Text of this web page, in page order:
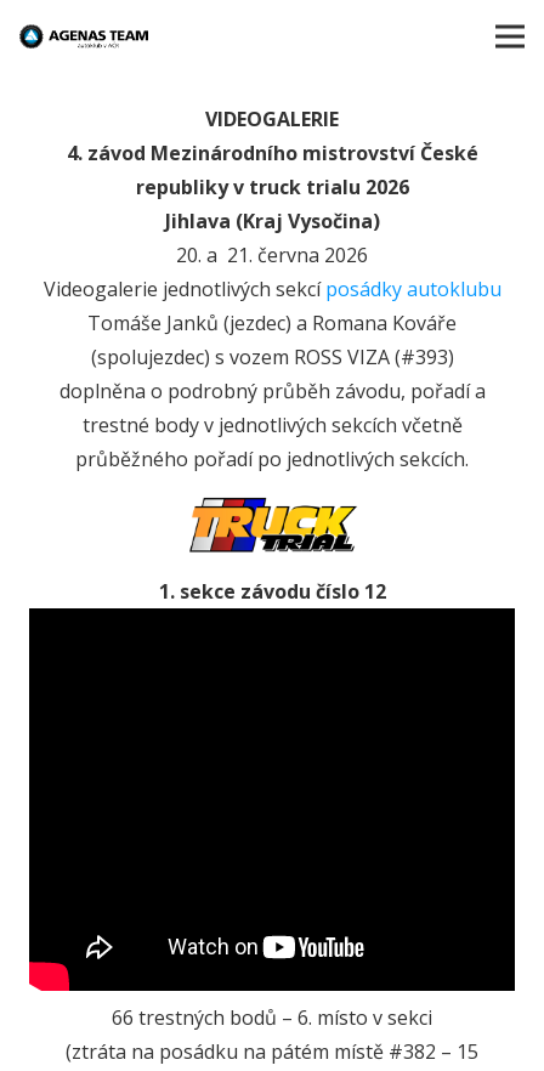
VIDEOGALERIE
4. závod Mezinárodního mistrovství České
republiky v truck trialu 2026
Jihlava (Kraj Vysočina)
20. a 21. června 2026
Videogalerie jednotlivých sekcíposádky autoklubu
Tomáše Janků (jezdec) a Romana Kováře
(spolujezdec) s vozem ROSS VIZA (#393)
doplněna o podrobný průběh závodu, pořadí a
trestné body v jednotlivých sekcích včetně
průběžného pořadí po jednotlivých sekcích.
1. sekce závodu číslo 12
66 trestných bodů – 6. místo v sekci
(ztráta na posádku na pátém místě #382 – 15